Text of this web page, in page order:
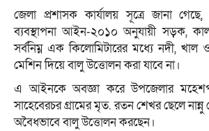
জেলা প্রশাসক কার্যালয় সূত্রে জানা
ব্যবস্থাপনা আইন-২০১০ অনুযায়ী সড়ক,
সর্বনিম্ন এক কিলোমিটারের মধ্যে নদী,
মেশিন দিয়ে বালু উত্তোলন করা যাবে না।
এ আইনকে অবজ্ঞা করে উপজেলার
সাহেবেরচর গ্রামের মৃত. রতন শেখর ছেলে
অবৈধভাবে বালু উত্তোলন করছেন।